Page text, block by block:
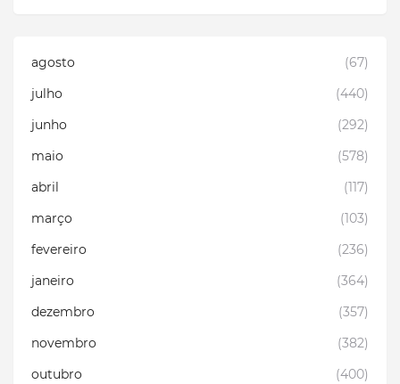
agosto
(67)
julho
(440)
junho
(292)
maio
(578)
abril
(117)
março
(103)
fevereiro
(236)
janeiro
(364)
dezembro
(357)
novembro
(382)
outubro
(400)